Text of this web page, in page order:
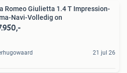
Romeo Giulietta 1.4 T Impression-
Navi-Volledig on
21 jul 26